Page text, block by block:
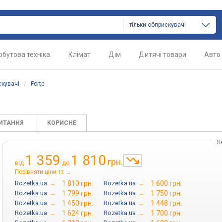
тільки обприскувачі
техніка Клімат Дім Дитячі товари Авто
/ Forte
КОРИСНЕ
від 1 359 до 1 810 грн.
Порівняти ціни 13 →
Rozetka.ua → 1 810 грн. Rozetka.ua → 1 600 грн.
Rozetka.ua → 1 799 грн. Rozetka.ua → 1 750 грн.
Rozetka.ua → 1 450 грн. Rozetka.ua → 1 448 грн.
Rozetka.ua → 1 624 грн. Rozetka.ua → 1 700 грн.